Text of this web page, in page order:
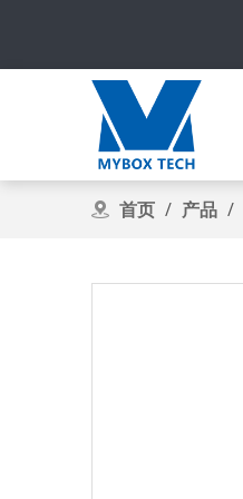
首页 / 产品 /